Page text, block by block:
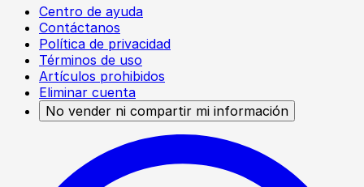
Centro de ayuda
Contáctanos
Política de privacidad
Términos de uso
Artículos prohibidos
Eliminar cuenta
No vender ni compartir mi información